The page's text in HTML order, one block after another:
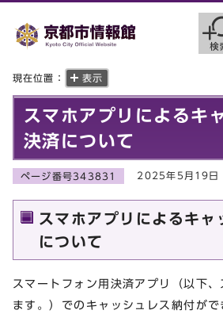
現在位置： 表示
スマホアプリによるキ
決済について
ページ番号343831 2025年5月19日
スマホアプリによるキャ
について
スマートフォン用決済アプリ（以下
ます。）でのキャッシュレス納付がで